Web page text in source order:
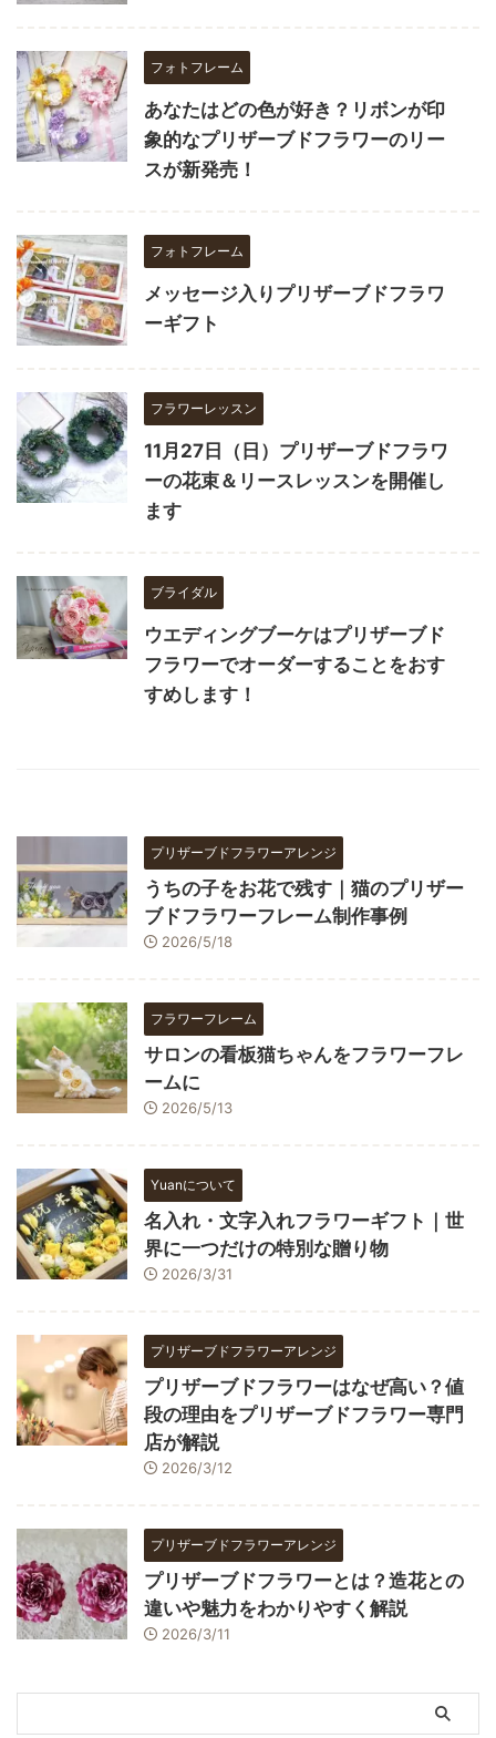
フォトフレーム
あなたはどの色が好き？リボンが印
象的なプリザーブドフラワーのリー
スが新発売！
フォトフレーム
メッセージ入りプリザーブドフラワ
ーギフト
フラワーレッスン
11月27日（日）プリザーブドフラワ
ーの花束＆リースレッスンを開催し
ます
ブライダル
ウエディングブーケはプリザーブド
フラワーでオーダーすることをおす
すめします！
プリザーブドフラワーアレンジ
うちの子をお花で残す｜猫のプリザー
ブドフラワーフレーム制作事例
2026/5/18
フラワーフレーム
サロンの看板猫ちゃんをフラワーフレ
ームに
2026/5/13
Yuanについて
名入れ・文字入れフラワーギフト｜世
界に一つだけの特別な贈り物
2026/3/31
プリザーブドフラワーアレンジ
プリザーブドフラワーはなぜ高い？値
段の理由をプリザーブドフラワー専門
店が解説
2026/3/12
プリザーブドフラワーアレンジ
プリザーブドフラワーとは？造花との
違いや魅力をわかりやすく解説
2026/3/11